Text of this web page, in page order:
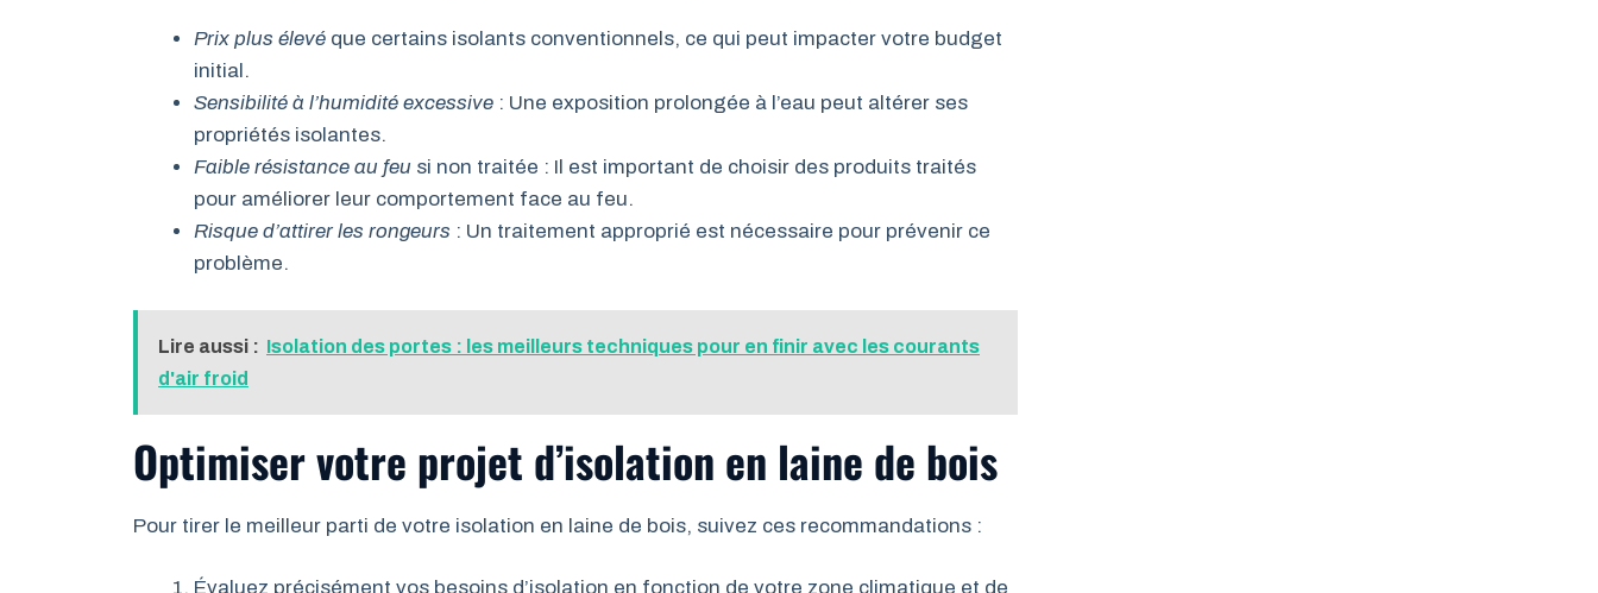
Prix plus élevé que certains isolants conventionnels, ce qui peut impacter votre budget
initial.
Sensibilité à l’humidité excessive : Une exposition prolongée à l’eau peut altérer ses
propriétés isolantes.
Faible résistance au feu si non traitée : Il est important de choisir des produits traités
pour améliorer leur comportement face au feu.
Risque d’attirer les rongeurs : Un traitement approprié est nécessaire pour prévenir ce
problème.
Lire aussi : Isolation des portes : les meilleurs techniques pour en finir avec les courants
d'air froid
Optimiser votre projet d’isolation en laine de bois
Pour tirer le meilleur parti de votre isolation en laine de bois, suivez ces recommandations :
Évaluez précisément vos besoins d’isolation en fonction de votre zone climatique et de